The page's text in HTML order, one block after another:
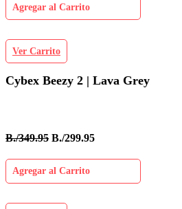
Agregar al Carrito
Ver Carrito
Cybex Beezy 2 | Lava Grey
B./349.95 B./299.95
Agregar al Carrito